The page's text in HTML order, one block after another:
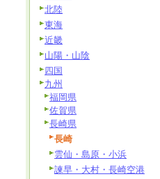
北陸
東海
近畿
山陽・山陰
四国
九州
福岡県
佐賀県
長崎県
長崎
雲仙・島原・小浜
諫早・大村・長崎空港